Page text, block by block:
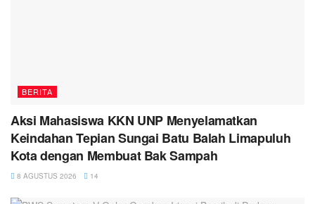
BERITA
Aksi Mahasiswa KKN UNP Menyelamatkan
Keindahan Tepian Sungai Batu Balah Limapuluh
Kota dengan Membuat Bak Sampah
8 AGUSTUS 2026 14